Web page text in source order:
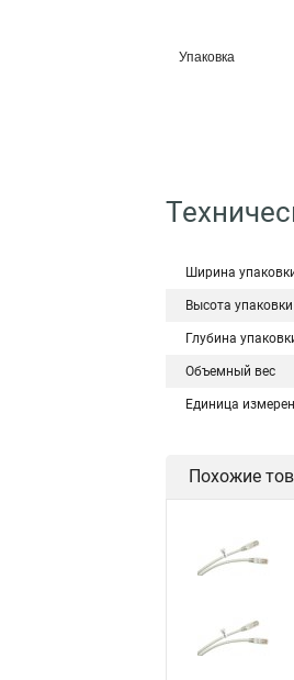
Упаковка
Ширина
Высота упаковки
Глубина
Объемный вес
Единица
Похожие